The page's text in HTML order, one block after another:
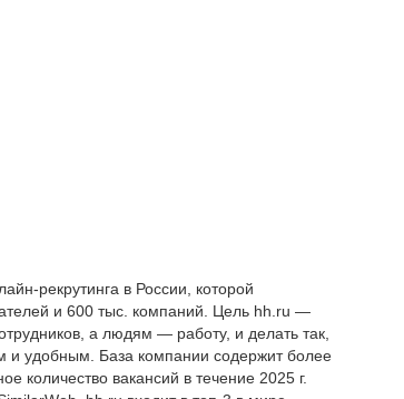
рекрутинга в России, которой
и 600 тыс. компаний. Цель hh.ru —
а людям — работу, и делать так,
и удобным. База компании содержит более
количество вакансий в течение 2025 г.